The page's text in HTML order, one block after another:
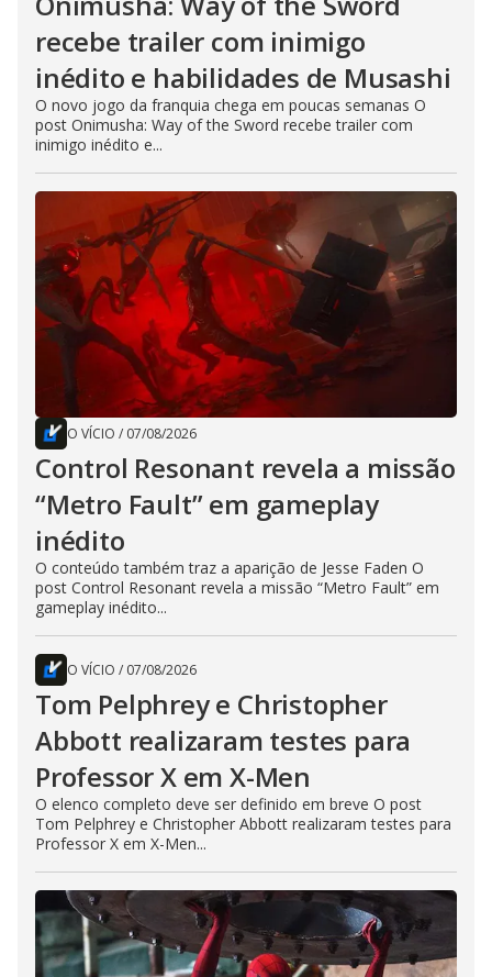
recebe trailer com inimigo
inédito e habilidades de Musashi
O novo jogo da franquia chega em poucas semanas O
post Onimusha: Way of the Sword recebe trailer com
inimigo inédito e...
O VÍCIO / 07/08/2026
Control Resonant revela a missão
“Metro Fault” em gameplay
inédito
O conteúdo também traz a aparição de Jesse Faden O
post Control Resonant revela a missão “Metro Fault” em
gameplay inédito...
O VÍCIO / 07/08/2026
Tom Pelphrey e Christopher
Abbott realizaram testes para
Professor X em X-Men
O elenco completo deve ser definido em breve O post
Tom Pelphrey e Christopher Abbott realizaram testes para
Professor X em X-Men...